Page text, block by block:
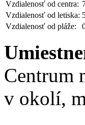
Vzdialenosť od centra:
Vzdialenosť od letiska:
Vzdialenosť od pláže:
Centrum
v okolí,